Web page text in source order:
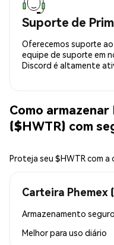
Suporte de
Oferecemos suporte
equipe de suporte em
Discord é altamente
Como
($HWTR) com
Proteja seu $HWTR com
Carteira Phemex
Armazenamento
Melhor para uso diário